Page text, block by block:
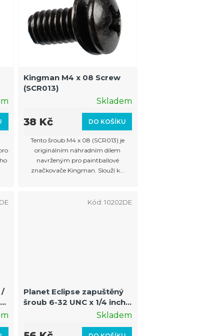
í
p
d
k
ů
Kingman M4 x 08 Screw
(SCR013)
Skladem
DO KOŠÍKU
38 Kč
Tento šroub M4 x 08 (SCR013) je
originálním náhradním dílem
navrženým pro paintballové
značkovače Kingman. Slouží k...
/
Planet Eclipse zapuštěný
šroub 6-32 UNC x 1/4 inch
Skladem
Kód:10202DE